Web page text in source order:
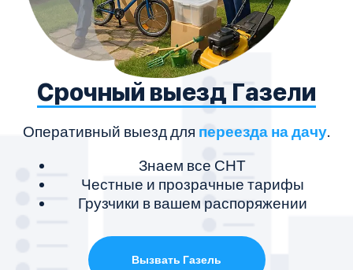
Срочный выезд Газели
Оперативный выезд для переезда на дачу.
Знаем все СНТ
Честные и прозрачные тарифы
Грузчики в вашем распоряжении
Вызвать Газель